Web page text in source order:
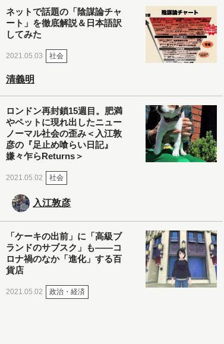
ネットで話題の「陰謀論チャ
ート」を徹底解説＆日本語訳
してみた
2021.05.03 社会
清義明
ロンドン再封鎖15週目。肥満
やペットに現れ出したニュー
ノーマル社会の歪み＜入江敦
彦の『足止め喰らい日記』
嫌々乍らReturns＞
2021.05.02 社会
入江敦彦
「ケーキの出前」に「高級ブ
ランドのサブスク」も――コ
ロナ禍のなか「進化」する百
貨店
2021.05.02 政治・経済